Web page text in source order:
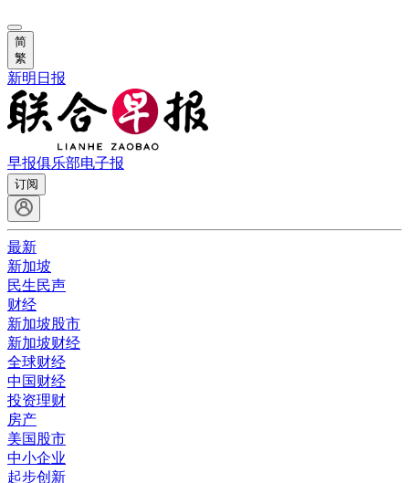
简
繁
新明日报
早报俱乐部电子报
订阅
最新
新加坡
民生民声
财经
新加坡股市
新加坡财经
全球财经
中国财经
投资理财
房产
美国股市
中小企业
起步创新